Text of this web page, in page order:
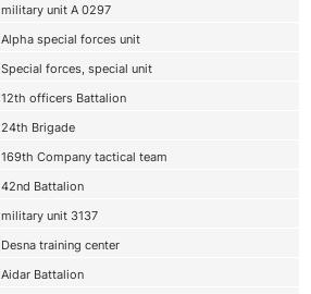
military unit А 0297
Alpha special forces unit
Special forces, special unit
12th officers Battalion
24th Brigade
169th Company tactical team
42nd Battalion
military unit 3137
Desna training center
Aidar Battalion